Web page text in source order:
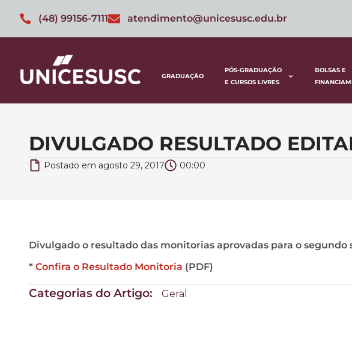
(48) 99156-7111 atendimento@unicesusc.edu.br
GRADUAÇÃO
PÓS-GRADUAÇÃO
E CURSOS LIVRES
BOLSAS E
DIVULGADO RESULTADO
Postado em agosto 29, 2017 00:00
Divulgado o resultado das monitorias aprovadas para o segundo
* Confira o Resultado Monitoria (PDF)
Categorias do Artigo: Geral